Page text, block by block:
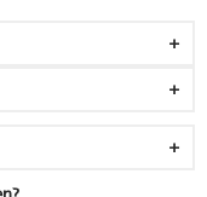
einem Speziallaser
schwarzen,
Kunststoff